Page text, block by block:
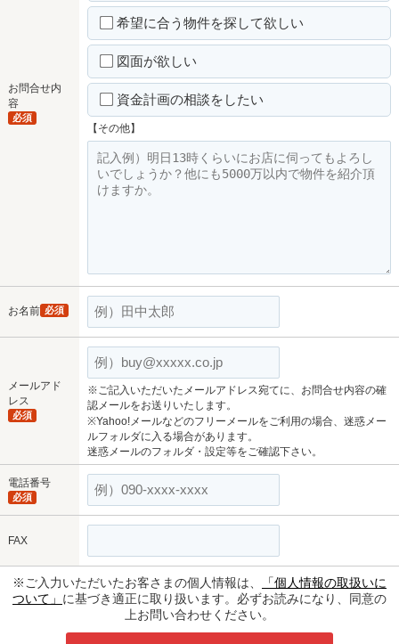
お問合せ内
容
必須
希望に合う物件を探して欲しい
図面が欲しい
資金計画の相談をしたい
【その他】
お名前 必須
メールアド
レス
必須
※ご記入いただいたメールアドレス宛てに、お問合せ内容の確
認メールをお送りいたします。
※Yahoo!メールなどのフリーメールをご利用の場合、迷惑メー
ルフォルダに入る場合があります。
迷惑メールのフォルダ・設定等をご確認下さい。
電話番号
必須
FAX
※ご入力いただいたお客さまの個人情報は、
「個人情報の取扱いに
ついて」 に基づき適正に取り扱います。必ずお読みになり、同意の
上お問い合わせください。